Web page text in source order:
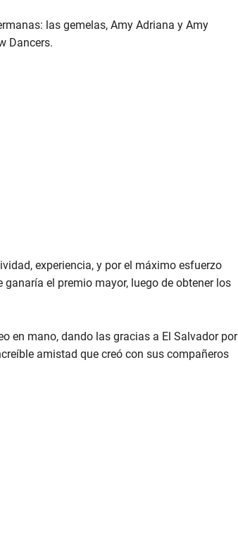
las gemelas, Amy Adriana y Amy
Dancers.
experiencia, y por el máximo esfuerzo
el premio mayor, luego de obtener los
en mano, dando las gracias a El Salvador por
amistad que creó con sus compañeros